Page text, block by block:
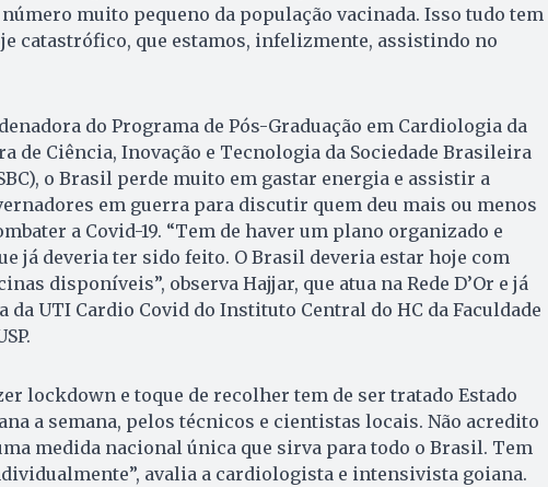
muito pequeno da população vacinada. Isso tudo tem
catastrófico, que estamos, infelizmente, assistindo no
do Programa de Pós-Graduação em Cardiologia da
de Ciência, Inovação e Tecnologia da Sociedade Brasileira
o Brasil perde muito em gastar energia e assistir a
em guerra para discutir quem deu mais ou menos
a Covid-19. “Tem de haver um plano organizado e
já deveria ter sido feito. O Brasil deveria estar hoje com
disponíveis”, observa Hajjar, que atua na Rede D’Or e já
da UTI Cardio Covid do Instituto Central do HC da Faculdade
lockdown e toque de recolher tem de ser tratado Estado
a semana, pelos técnicos e cientistas locais. Não acredito
medida nacional única que sirva para todo o Brasil. Tem
avalia a cardiologista e intensivista goiana.